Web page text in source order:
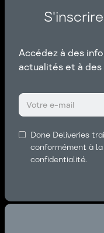
Accédez à des
actualités et à
Done Deliveries
conformément à
confidentialité.